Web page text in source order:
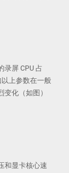
录屏 CPU 占
以上参数在一般
化（如图）
和显卡核心速